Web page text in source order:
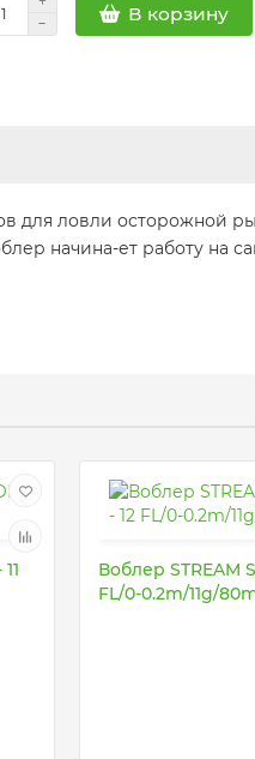
В корзину
для ловли осторожной
начина-ет работу на
Воблер STREAM
FL/0-0.2m/11g/